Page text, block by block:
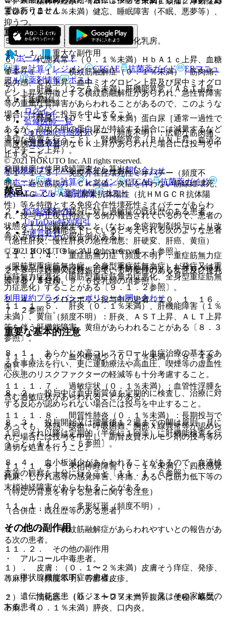
まい、（０．１％未満）健忘、睡眠障害（不眠、悪夢等）、
抑うつ。
５）． 内分泌：（頻度不明）女性化乳房。
６）． 代謝異常：（０．１％未満）ＨｂＡ１ｃ上昇、血糖
値上昇。
７）． 肝臓：（２〜５％未満）肝機能異常（ＡＳＴ上昇、
ＡＬＴ上昇）。
８）． 腎臓：（０．１〜２％未満）蛋白尿［通常一過性で
あるが、原因不明の蛋白尿が持続する場合には減量するなど
適切な処置を行うこと］、腎機能異常（ＢＵＮ上昇、血清ク
レアチニン上昇）。
発現頻度は使用成績調査から算出した。
禁忌
２．１． 本剤の成分に対し過敏症の既往歴のある患者。
２．２． 肝機能低下していると考えられる次のような患者
（急性肝炎、慢性肝炎の急性増悪、肝硬変、肝癌、黄疸）
〔９．３．１、９．３．２、１６．６．１参照〕。
２．３． 妊婦又は妊娠している可能性のある女性及び授乳
婦〔９．５妊婦、９．６授乳婦の項参照〕。
２．４． シクロスポリン投与中の患者〔１０．１、１６．
７．２参照〕。
重要な基本的注意
８．１． あらかじめ高コレステロール血症治療の基本であ
る食事療法を行い、更に運動療法や高血圧、喫煙等の虚血性
心疾患のリスクファクターの軽減等も十分考慮すること。
８．２． 投与中は血中脂質値を定期的に検査し、治療に対
する反応が認められない場合には投与を中止すること。
８．３． 投与開始又は増量後１２週までの間は原則、月に
１回、それ以降は定期的（半年に１回等）に肝機能検査を行
うこと〔１１．１．５参照〕。
８．４． 血小板減少があらわれることがあるので、血液検
査等の観察を十分に行うこと〔１１．１．６参照〕。
（特定の背景を有する患者に関する注意）
（合併症・既往歴等のある患者）
９．１．１． 横紋筋融解症があらわれやすいとの報告があ
る次の患者。
・ アルコール中毒患者。
・ 甲状腺機能低下症の患者。
・ 遺伝性筋疾患（筋ジストロフィー等）又はその家族歴の
ある患者。
置を行うこと。
重大な副作用
１１．１． 重大な副作用
１１．１．１． 横紋筋融解症（０．１％未満）：筋肉痛、
脱力感、ＣＫ上昇、血中ミオグロビン上昇及び尿中ミオグロ
ビン上昇を特徴とする横紋筋融解症があらわれ、急性腎障害
等の重篤な腎障害があらわれることがあるので、このような
場合には直ちに投与を中止すること。
１１．１．２． ミオパチー（頻度不明）：広範な筋肉痛、
高度脱力感や著明なＣＫ上昇があらわれた場合には投与を中
止すること。
１１．１．３． 免疫介在性壊死性ミオパチー（頻度不
明）：近位筋脱力、ＣＫ高値、炎症を伴わない筋線維壊死、
抗ＨＭＧ−ＣｏＡ還元酵素抗体陽性（抗ＨＭＧＣＲ抗体陽
性）等を特徴とする免疫介在性壊死性ミオパチーがあらわ
れ、投与中止後も持続する例が報告されているので、患者の
状態を十分に観察すること（なお、免疫抑制剤投与により改
善がみられたとの報告例がある）。
１１．１．４． 重症筋無力症（頻度不明）：重症筋無力症
（眼筋型重症筋無力症、全身型重症筋無力症）が発症又は重
症筋無力症悪化（眼筋型重症筋無力症悪化、全身型重症筋無
力症悪化）することがある〔９．１．２参照〕。
１１．１．５． 肝炎（０．１％未満）、肝機能障害（１％
未満）、黄疸（頻度不明）：肝炎、ＡＳＴ上昇、ＡＬＴ上昇
等を伴う肝機能障害、黄疸があらわれることがある〔８．３
参照〕。
１１．１．６． 血小板減少（０．１％未満）〔８．４参
照〕。
１１．１．７． 過敏症状（０．１％未満）：血管性浮腫を
含む過敏症状があらわれることがある。
１１．１．８． 間質性肺炎（０．１％未満）：長期投与で
あっても、発熱、咳嗽、呼吸困難、胸部Ｘ線異常等が認めら
れた場合には投与を中止し、副腎皮質ホルモン剤の投与等の
適切な処置を行うこと。
１１．１．９． 末梢神経障害（０．１％未満）：四肢感覚
鈍麻、しびれ感等の感覚障害、疼痛、あるいは筋力低下等の
末梢神経障害があらわれることがある。
１１．１．１０． 多形紅斑（頻度不明）。
その他の副作用
１１．２． その他の副作用
１）． 皮膚：（０．１〜２％未満）皮膚そう痒症、発疹、
蕁麻疹、（頻度不明）苔癬様皮疹。
２）． 消化器：（０．１〜２％未満）腹痛、便秘、嘔気、
下痢、（０．１％未満）膵炎、口内炎。
ではありません。
ホーム
ノート
表・計算
レジメン CTCAE 抗菌薬ガイド
ERマニュ
アル
薬剤情報 ポスト
新規登録
ログイン
監修医師一覧
UpToDate特別割引
運営会社
© 2021 HOKUTO Inc. All rights reserved.
利用規約プライバシーポリシーお問い合わせ
ホーム
表・計算 レジメン CTCAE
抗菌薬ガイド
ERマニュアル
薬剤情報 ポスト
監修医師一覧
UpToDate特別割引
運営会社
© 2021 HOKUTO Inc. All rights reserved.
※本製品は疾病の診断・治療・予防を目的としたプログラム
ではありません。
利用規約プライバシーポリシーお問い合わせ